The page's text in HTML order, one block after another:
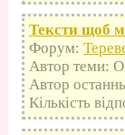
Тексти щоб
Форум:
Автор теми:
Автор
Кількість